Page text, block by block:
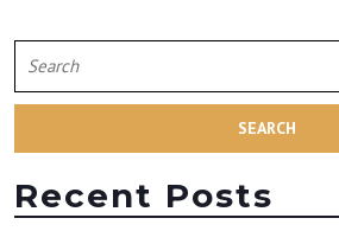
for:
Recent Posts